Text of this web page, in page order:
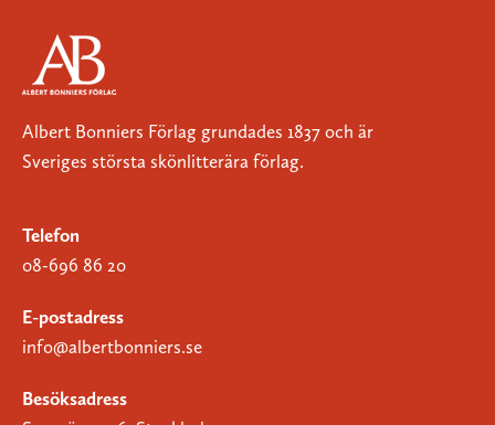
Albert Bonniers Förlag grundades 1837 och är
Sveriges största skönlitterära förlag.
Telefon
08-696 86 20
E-postadress
info@albertbonniers.se
Besöksadress